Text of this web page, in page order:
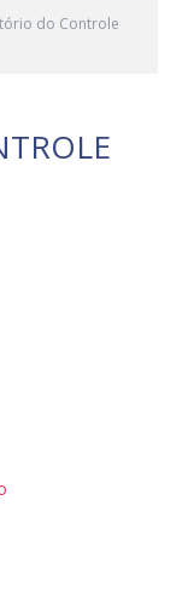
do Controle